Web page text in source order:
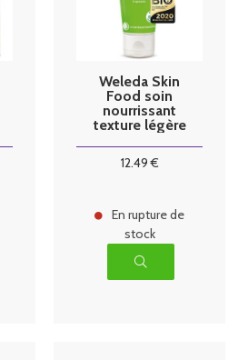
Weleda Skin
Food soin
nourrissant
texture légère
12.49€
En rupture de
stock